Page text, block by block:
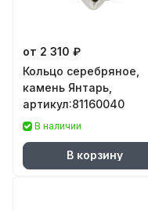
от 2 310 ₽
Кольцо серебряное,
камень Янтарь,
артикул:81160040
В наличии
В корзину